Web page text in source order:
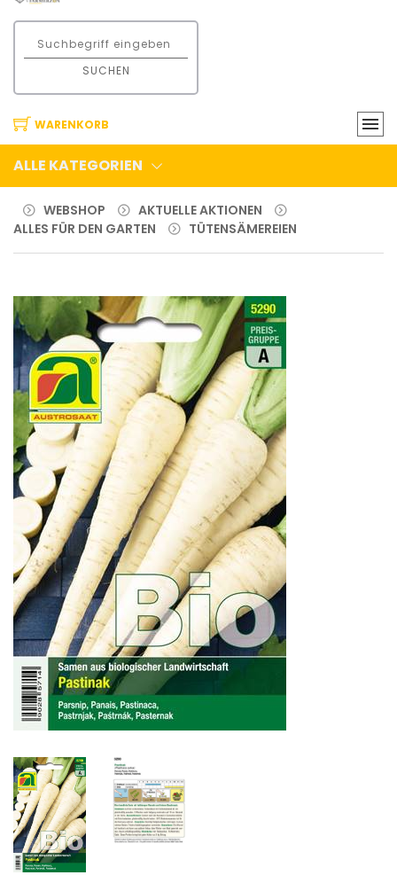
SUCHEN
WARENKORB
ALLE KATEGORIEN
WEBSHOP
AKTUELLE AKTIONEN
ALLES FÜR DEN GARTEN
TÜTENSÄMEREIEN